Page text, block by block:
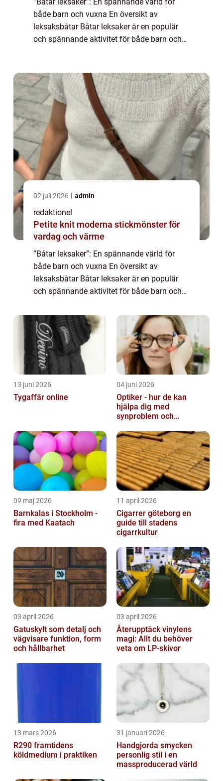
både barn och vuxna En översikt av
leksaksbåtar Båtar leksaker är en populär
och spännande aktivitet för både barn och
02 juli 2026 admin
redaktionel
Petite knit moderna stickmönster för
vardag och värme
”Båtar leksaker”: En spännande värld för
både barn och vuxna En översikt av
leksaksbåtar Båtar leksaker är en populär
och spännande aktivitet för både barn och
av båtar och erbjuder timmar av ...
13 juni 2026
Tygaffär online
04 juni 2026
Optiker - hur de kan
hjälpa dig med
synproblem och
09 maj 2026
Barnkalas i Stockholm -
fira med Kaatach
11 april 2026
Cigarrer göteborg en
guide till stadens
cigarrkultur
03 april 2026
Gatuskylt som detalj och
vägvisare funktion, form
och hållbarhet
03 april 2026
Återupptäck vinylens
magi: Allt du behöver
veta om LP-skivor
13 mars 2026
R290 framtidens
köldmedium i praktiken
31 januari 2026
Handgjorda smycken
personlig stil i en
massproducerad värld